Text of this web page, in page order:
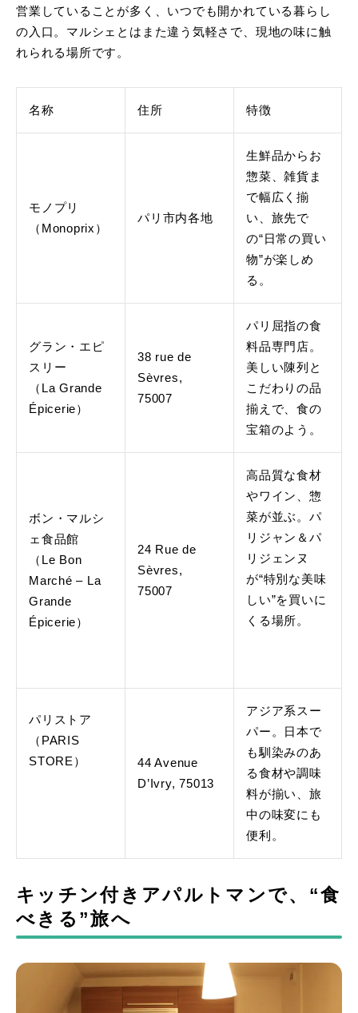
営業していることが多く、いつでも開かれている暮らし
の入口。マルシェとはまた違う気軽さで、現地の味に触
れられる場所です。
名称 住所 特徴
モノプリ
（Monoprix）
パリ市内各地
生鮮品からお
惣菜、雑貨ま
で幅広く揃
い、旅先で
の“日常の買い
物”が楽しめ
る。
グラン・エピ
スリー
（La Grande
Épicerie）
38 rue de
Sèvres,
75007
パリ屈指の食
料品専門店。
美しい陳列と
こだわりの品
揃えで、食の
宝箱のよう。
ボン・マルシ
ェ食品館
（Le Bon
Marché – La
Grande
Épicerie）
24 Rue de
Sèvres,
75007
高品質な食材
やワイン、惣
菜が並ぶ。パ
リジャン＆パ
リジェンヌ
が“特別な美味
しい”を買いに
くる場所。
パリストア
（PARIS
STORE）
44 Avenue
D’Ivry, 75013
アジア系スー
パー。日本で
も馴染みのあ
る食材や調味
料が揃い、旅
中の味変にも
便利。
キッチン付きアパルトマンで、“食
べきる”旅へ